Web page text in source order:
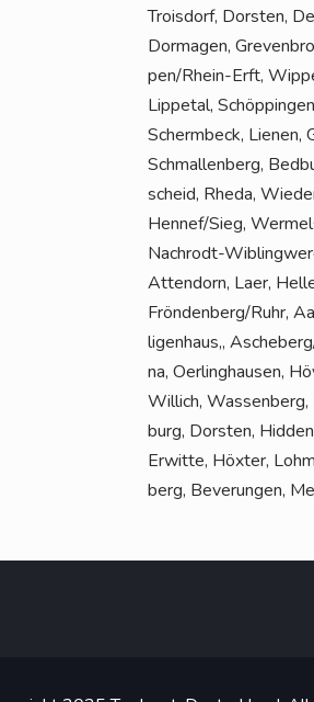
Trois­dorf, Dors­ten,
Dor­ma­gen,
pen/Rhein-Erft,
Lip­pe­tal,
Scherm­beck, Lie­nen,
Schmal­len­berg,
scheid, Rhe­da,
Hennef/Sieg,
Nach­rodt-
Atten­dorn, Laer,
Fröndenberg/Ruhr,
li­gen­haus„
na, Oer­ling­hau­sen,
Wil­lich, Was­sen­berg,
burg, Dors­ten,
Erwit­te, Höx­ter,
berg, Bever­un­gen,